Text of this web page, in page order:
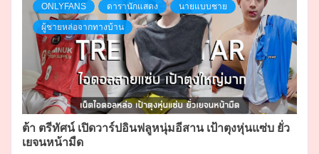
ONLYFANS ดารานักแสดง นายแบบชาย
ผู้ชายหล่อจากทางบ้าน
ต้า ตรีทัศน์ เปิดวาร์ปอินฟลูหนุ่มอีสาน เป้าตุงหุ่นแซ่บ ยั่ว
เยจนหน้ามืด